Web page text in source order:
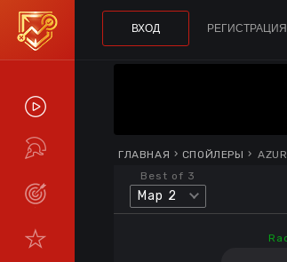
ТУРНИРЫ
LIVE
ВХОД РЕГИСТРАЦИЯ
ГЛАВНАЯ СПОЙЛЕРЫ
Best of 3
Map 2